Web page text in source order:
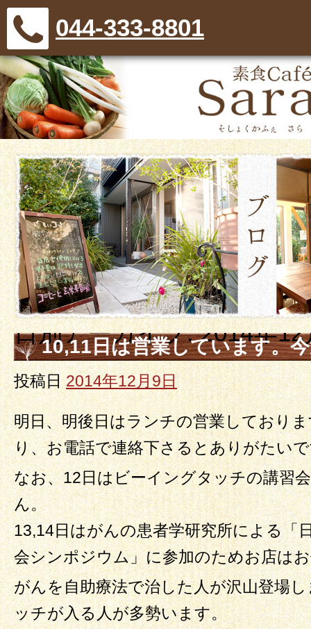
044-333-8801
日別アーカイブ:2014年12
10,11日は営業しています。
投稿日 2014年12月9日
明日、明後日はランチの営業しており
り、お電話で連絡下さるとありがたい
なお、12日はビーイングタッチの講習
ん。
13,14日はがんの患者学研究所による「
会シンポジウム」に参加のためお店は
がんを自助療法で治した人が沢山登場
ッチが入る人が多勢います。